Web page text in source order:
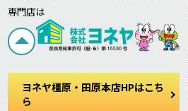
専門店は
ヨネヤ橿原・田原本店HPはこち
ら